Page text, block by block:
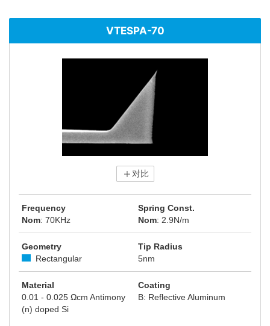
VTESPA-70
对比
Frequency
Nom: 70KHz
Spring Const.
Nom: 2.9N/m
Geometry
Rectangular
Tip Radius
5nm
Material
0.01 - 0.025 Ωcm Antimony
(n) doped Si
Coating
B: Reflective Aluminum